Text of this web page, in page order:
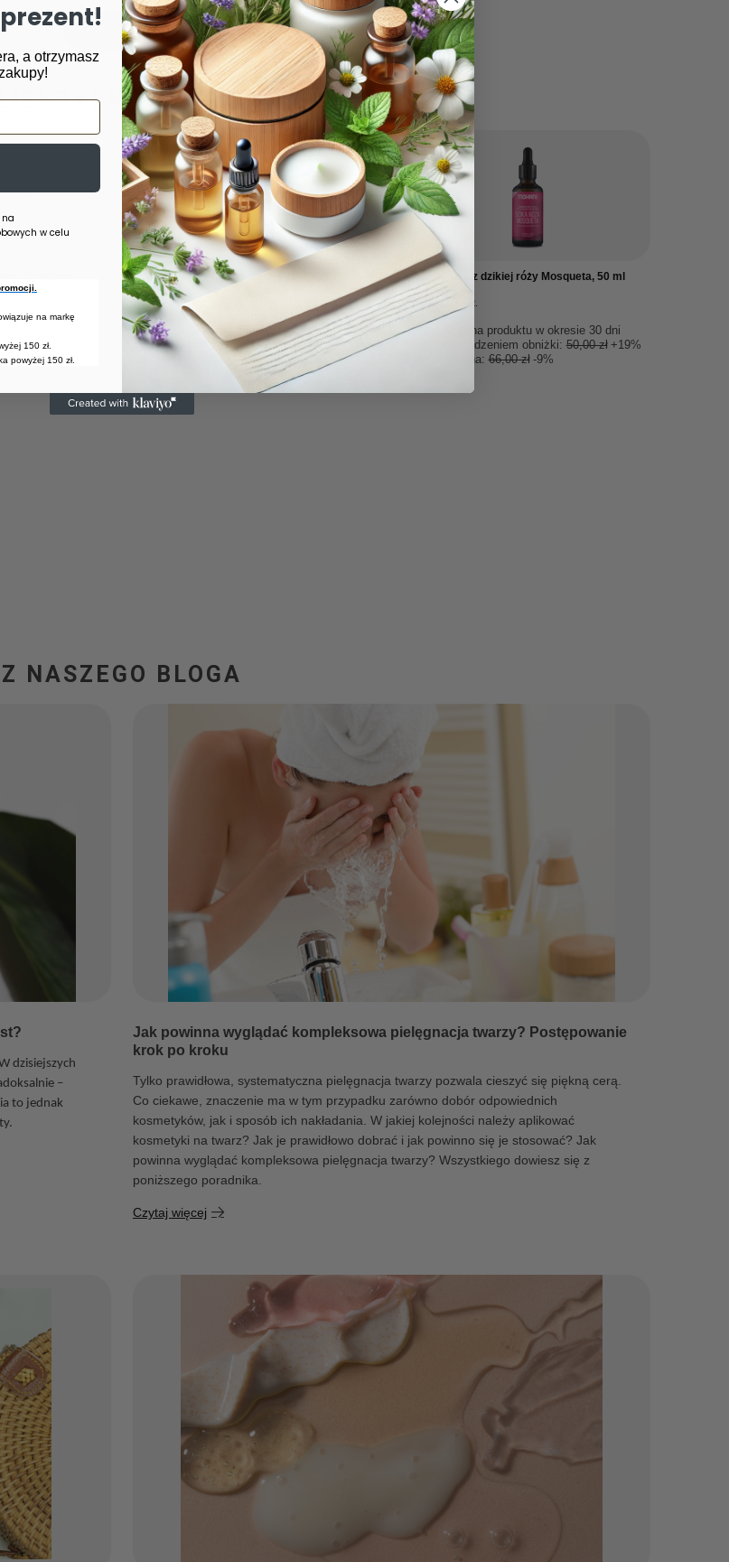
Wyślij opinię
KUPIŁY RÓWNIEŻ:
OKAZJA
MOHANI Kwas hialuronowy – żel 1%, 100 ml
33,90 zł /
Najniższa cena produktu w okresie 30 dni
przed wprowadzeniem obniżki:28,82 zł +17%
37,00 zł -8%
OKAZJA
MOHANI Olej z dzikiej róży Mosqueta, 50 ml
59,90 zł szt.
Najniższa cena produktu w okresie 30 dni
przed wprowadzeniem obniżki:50,00 zł +19%
Cena regularna:66,00 zł -9%
Z NASZEGO BLOGA
dzisiejszych
–
to jednak
Jak powinna wyglądać kompleksowa pielęgnacja twarzy? Postępowanie
krok po kroku
Tylko prawidłowa, systematyczna pielęgnacja twarzy pozwala cieszyć się piękną cerą.
Co ciekawe, znaczenie ma w tym przypadku zarówno dobór odpowiednich
kosmetyków, jak i sposób ich nakładania. W jakiej kolejności należy aplikować
kosmetyki na twarz? Jak je prawidłowo dobrać i jak powinno się je stosować? Jak
powinna wyglądać kompleksowa pielęgnacja twarzy? Wszystkiego dowiesz się z
poniższego poradnika.
Czytaj więcej
a otrzymasz
w celu
na markę
150 zł.
powyżej 150 zł.